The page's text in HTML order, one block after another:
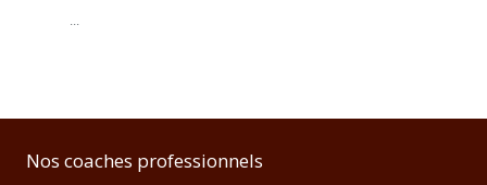
Nos coaches professionnels